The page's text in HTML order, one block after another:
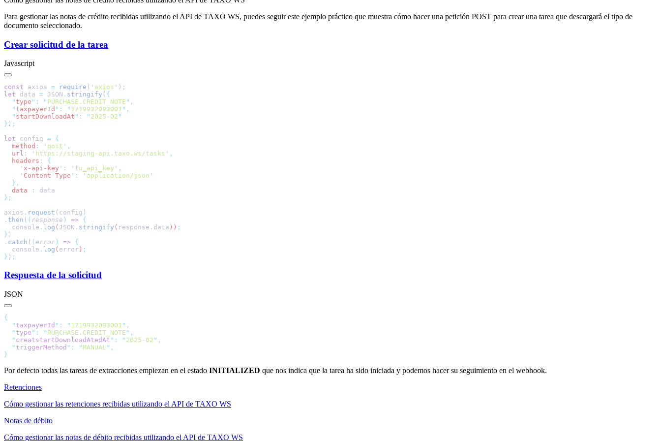
Para gestionar las notas de crédito recibidas utilizando el API de TAXO WS, puedes seguir este ejemplo práctico que muestra cómo hacer una petición POST para crear una tarea que descargará el tipo de
documento seleccionado.
Crear solicitud de la tarea
Javascript
const axios = require ( ' axios ' )
let data = JSON . stringify (
  "
type " : " PURCHASE.CREDIT_NOTE "
  "
taxpayerId " : " 1719932093001 "
  "
startDownloadAt " : " 2025-02
} )
let config =
  method
: ' post '
  url
: ' https://staging-api.taxo.ws/tasks '
  headers
:
    '
x-api-key ' : ' tu_api_key '
    '
Content-Type ' : ' application/json
  data
:
axios . request
. then ( ( response ) =>
  console
. log ( JSON . stringify ( response . data ))
}
. catch ( ( error ) =>
  console
. log ( error )
} )
Respuesta de la solicitud
JSON
  "
taxpayerId " : " 1719932093001 "
  "
type " : " PURCHASE.CREDIT_NOTE "
  "
creatstartDownloadAtedAt " : " 2025-02 "
  "
triggerMethod " : "MANUAL "
Por defecto todas las tareas de extracciones empiezan en el estado INITIALIZED que nos indica que la tarea ha sido iniciada y podemos hacer su seguimiento en el webhook.
Retenciones
Cómo gestionar las retenciones recibidas utilizando el API de TAXO WS
Notas de débito
Cómo gestionar las notas de débito recibidas utilizando el API de TAXO WS